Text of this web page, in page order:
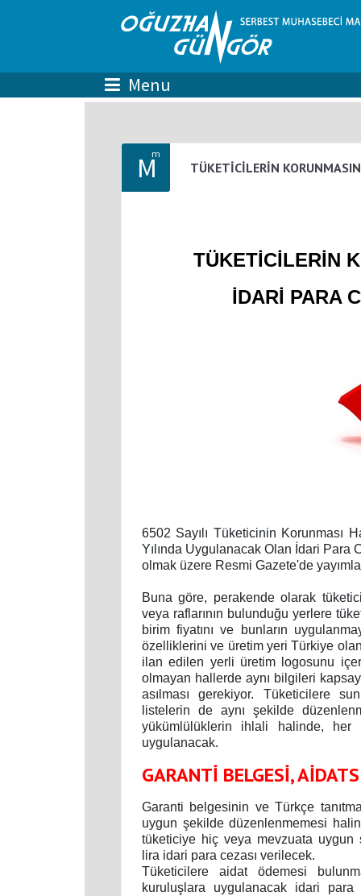
TÜKETİCİLERİN
Mm
TÜKETİCİLERİN
İDARİ PARA
6502 Sayılı Tüketicinin Korunması
Yılında Uygulanacak Olan İdari Para
olmak üzere Resmi Gazete'de
Buna göre, perakende olarak
veya raflarının bulunduğu yerlere
birim fiyatını ve bunların
özelliklerini ve üretim yeri Türkiye
ilan edilen yerli üretim logosunu
olmayan hallerde aynı bilgileri
asılması gerekiyor. Tüketicilere
listelerin de aynı şekilde
yükümlülüklerin ihlali halinde,
uygulanacak.
GARANTİ BELGESİ,
Garanti belgesinin ve Türkçe
uygun şekilde düzenlenmemesi
tüketiciye hiç veya mevzuata uygun
lira idari para cezası verilecek.
Tüketicilere aidat ödemesi
kuruluşlara uygulanacak idari